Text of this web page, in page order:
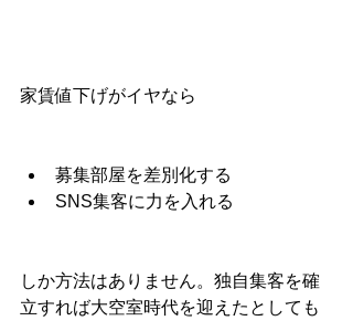
家賃値下げがイヤなら
募集部屋を差別化する
SNS集客に力を入れる
しか方法はありません。独自集客を確
立すれば大空室時代を迎えたとしても